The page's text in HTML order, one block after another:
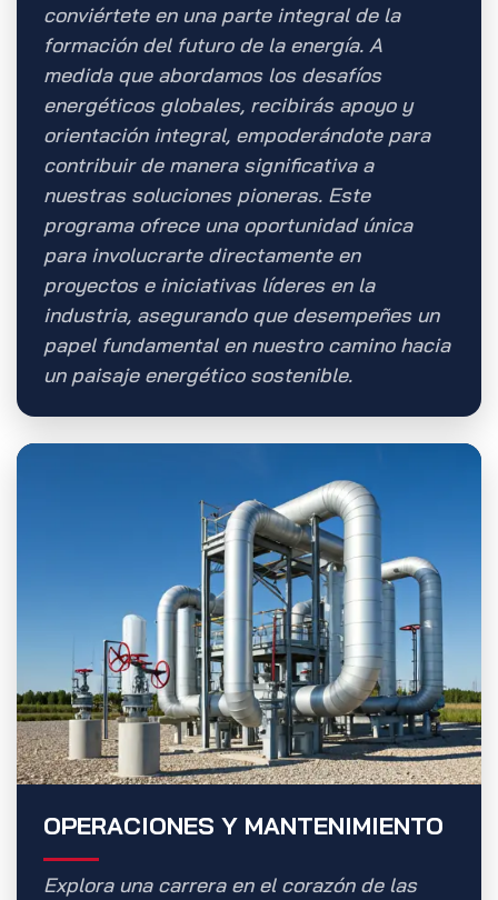
conviértete en una parte integral de la
formación del futuro de la energía. A
medida que abordamos los desafíos
energéticos globales, recibirás apoyo y
orientación integral, empoderándote para
contribuir de manera significativa a
nuestras soluciones pioneras. Este
programa ofrece una oportunidad única
para involucrarte directamente en
proyectos e iniciativas líderes en la
industria, asegurando que desempeñes un
papel fundamental en nuestro camino hacia
un paisaje energético sostenible.
OPERACIONES Y MANTENIMIENTO
Explora una carrera en el corazón de las